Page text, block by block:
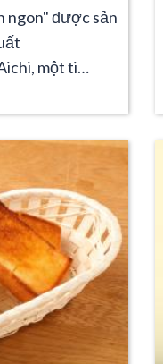
ngon" được sản
một ti…